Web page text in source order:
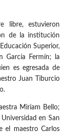
libre, estuvieron
de la institución
Superior,
García Fermín; la
es egresada de
Juan Tiburcio
Miriam Bello;
en San
el maestro Carlos